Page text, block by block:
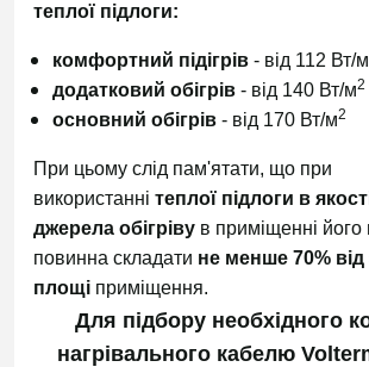
теплої підлоги:
комфортний підігрів - від 112 Вт/м
додатковий обігрів - від 140 Вт/м2
основний обігрів - від 170 Вт/м2
При цьому слід пам'ятати, що при
використанні теплої підлоги в
джерела обігріву в приміщенні
повинна складати не менше 70% від
площі приміщення.
Для підбору необхідного
нагрівального кабелю